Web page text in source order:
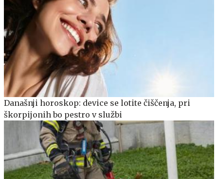
Današnji horoskop: device se lotite čiščenja, pri
škorpijonih bo pestro v službi